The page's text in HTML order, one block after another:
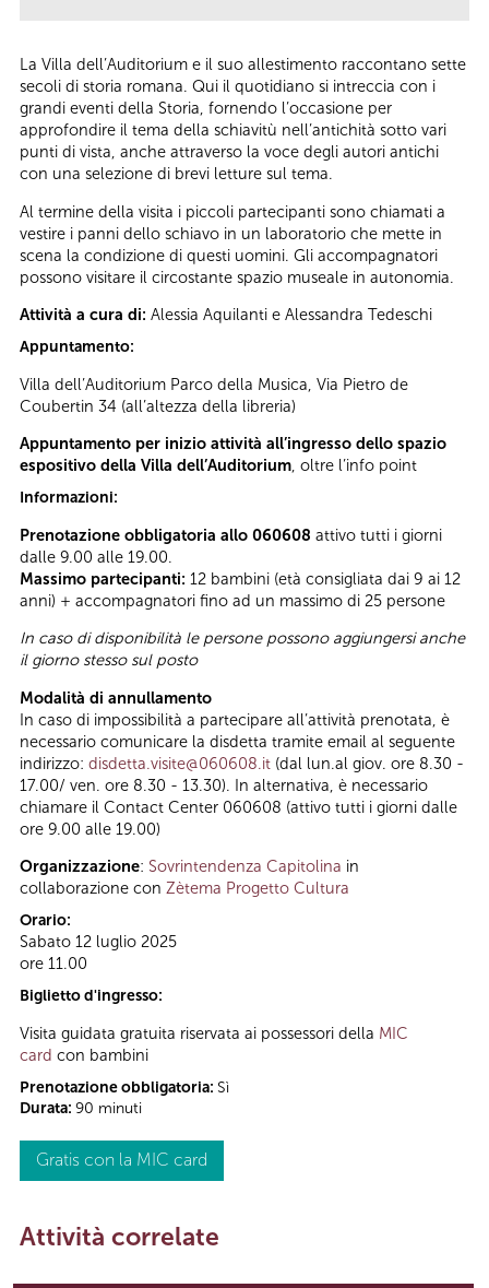
La Villa dell’Auditorium e il suo allestimento raccontano sette
secoli di storia romana. Qui il quotidiano si intreccia con i
grandi eventi della Storia, fornendo l’occasione per
approfondire il tema della schiavitù nell’antichità sotto vari
punti di vista, anche attraverso la voce degli autori antichi
con una selezione di brevi letture sul tema.
Al termine della visita i piccoli partecipanti sono chiamati a
vestire i panni dello schiavo in un laboratorio che mette in
scena la condizione di questi uomini. Gli accompagnatori
possono visitare il circostante spazio museale in autonomia.
Attività a cura di: Alessia Aquilanti e Alessandra Tedeschi
Appuntamento:
Villa dell’Auditorium Parco della Musica, Via Pietro de
Coubertin 34 (all’altezza della libreria)
Appuntamento per inizio attività all’ingresso dello spazio
espositivo della Villa dell’Auditorium, oltre l’info point
Informazioni:
Prenotazione obbligatoria allo 060608 attivo tutti i giorni
dalle 9.00 alle 19.00.
Massimo partecipanti: 12 bambini (età consigliata dai 9 ai 12
anni) + accompagnatori fino ad un massimo di 25 persone
In caso di disponibilità le persone possono aggiungersi anche
il giorno stesso sul posto
Modalità di annullamento
In caso di impossibilità a partecipare all’attività prenotata, è
necessario comunicare la disdetta tramite email al seguente
indirizzo: disdetta.visite@060608.it (dal lun.al giov. ore 8.30 -
17.00/ ven. ore 8.30 - 13.30). In alternativa, è necessario
chiamare il Contact Center 060608 (attivo tutti i giorni dalle
ore 9.00 alle 19.00)
Organizzazione: Sovrintendenza Capitolina in
collaborazione con Zètema Progetto Cultura
Orario:
Sabato 12 luglio 2025
ore 11.00
Biglietto d'ingresso:
Visita guidata gratuita riservata ai possessori della MIC
card con bambini
Prenotazione obbligatoria: Sì
Durata: 90 minuti
Gratis con la MIC card
Attività correlate